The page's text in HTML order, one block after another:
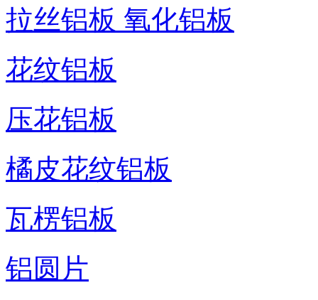
拉丝铝板 氧化铝板
花纹铝板
压花铝板
橘皮花纹铝板
瓦楞铝板
铝圆片